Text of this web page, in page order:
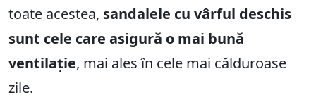
toate acestea, sandalele cu vârful deschis
sunt cele care asigură o mai bună
ventilație, mai ales în cele mai călduroase
zile.